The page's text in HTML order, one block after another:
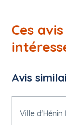
Ces
Avis
Ville d'Hénin